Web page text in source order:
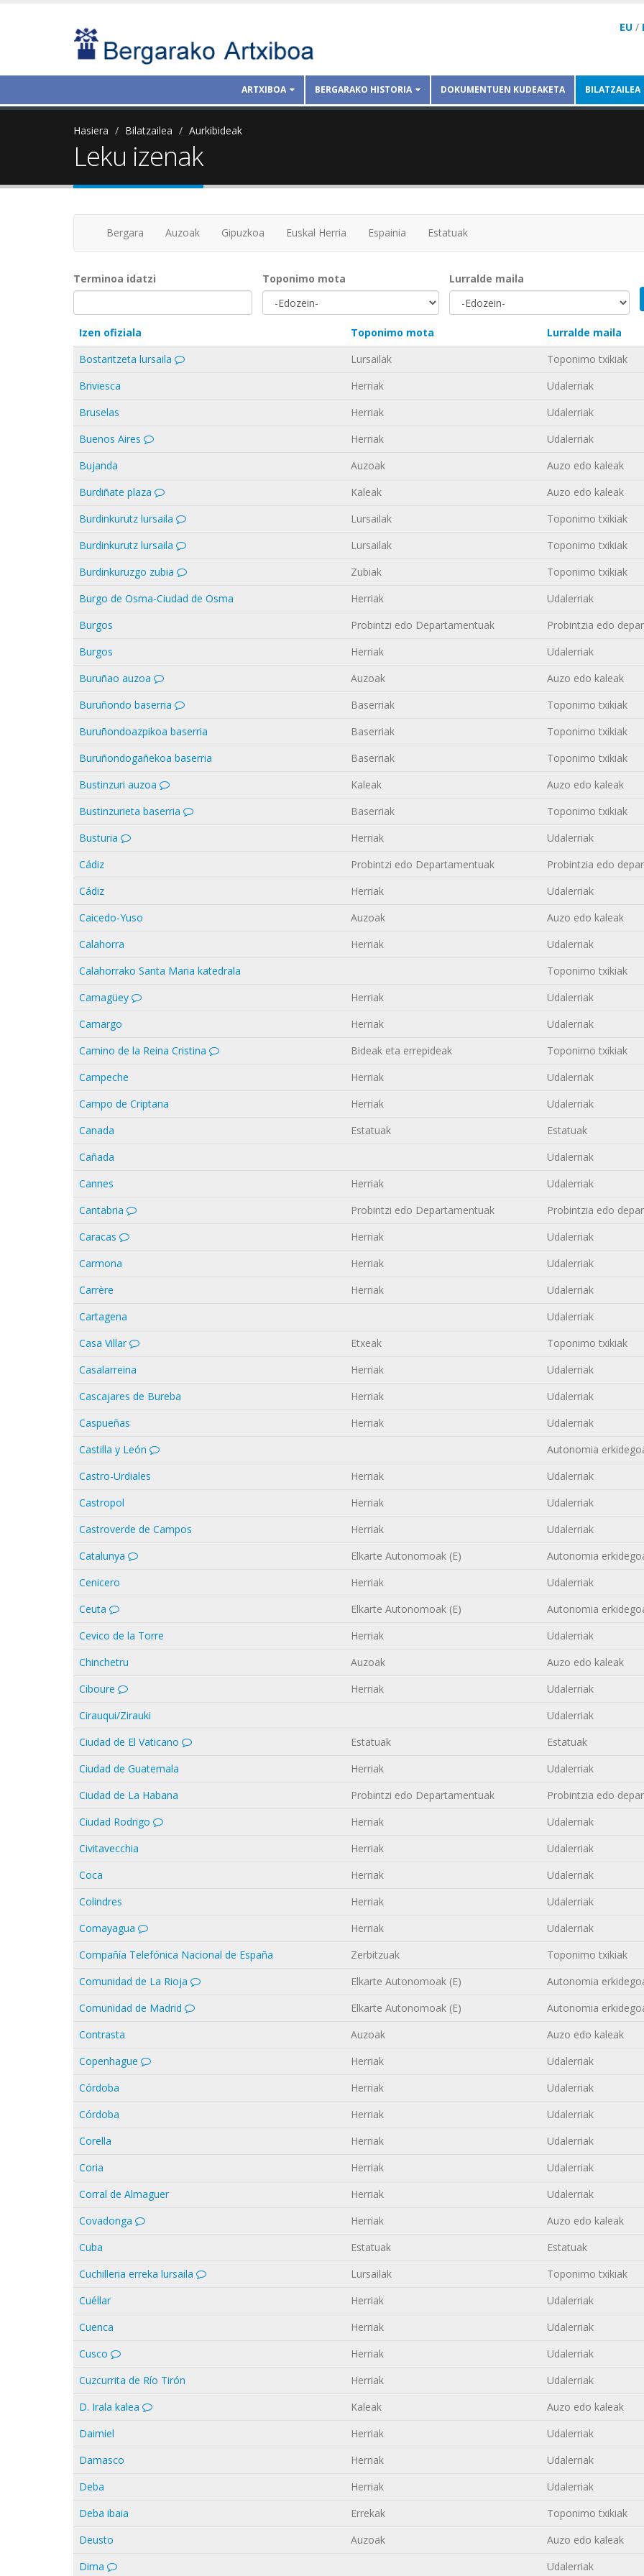
EU /
ARTXIBOA BERGARAKO HISTORIA DOKUMENTUEN KUDEAKETA BILATZAILEA
Hasiera Bilatzailea Aurkibideak
Leku izenak
Bergara Auzoak Gipuzkoa Euskal Herria Espainia Estatuak
Terminoa idatzi Toponimo mota Lurralde maila
Izen ofiziala Toponimo mota Lurralde maila
Bostaritzeta lursaila
Lursailak Toponimo txikiak
Briviesca
Herriak Udalerriak
Bruselas
Herriak Udalerriak
Buenos Aires
Herriak Udalerriak
Bujanda
Auzoak Auzo edo kaleak
Burdiñate plaza
Kaleak Auzo edo kaleak
Burdinkurutz lursaila
Lursailak Toponimo txikiak
Burdinkurutz lursaila
Lursailak Toponimo txikiak
Burdinkuruzgo zubia
Zubiak Toponimo txikiak
Burgo de Osma-Ciudad de Osma
Herriak Udalerriak
Burgos
Probintzi edo Departamentuak Probintzia edo
Burgos
Herriak Udalerriak
Buruñao auzoa
Auzoak Auzo edo kaleak
Buruñondo baserria
Baserriak Toponimo txikiak
Buruñondoazpikoa baserria
Baserriak Toponimo txikiak
Buruñondogañekoa baserria
Baserriak Toponimo txikiak
Bustinzuri auzoa
Kaleak Auzo edo kaleak
Bustinzurieta baserria
Baserriak Toponimo txikiak
Busturia
Herriak Udalerriak
Cádiz
Probintzi edo Departamentuak Probintzia edo
Cádiz
Herriak Udalerriak
Caicedo-Yuso
Auzoak Auzo edo kaleak
Calahorra
Herriak Udalerriak
Calahorrako Santa Maria katedrala
Toponimo txikiak
Camagüey
Herriak Udalerriak
Camargo
Herriak Udalerriak
Camino de la Reina Cristina
Bideak eta errepideak Toponimo txikiak
Campeche
Herriak Udalerriak
Campo de Criptana
Herriak Udalerriak
Canada
Estatuak Estatuak
Cañada
Udalerriak
Cannes
Herriak Udalerriak
Cantabria
Probintzi edo Departamentuak Probintzia edo
Caracas
Herriak Udalerriak
Carmona
Herriak Udalerriak
Carrère
Herriak Udalerriak
Cartagena
Udalerriak
Casa Villar
Etxeak Toponimo txikiak
Casalarreina
Herriak Udalerriak
Cascajares de Bureba
Herriak Udalerriak
Caspueñas
Herriak Udalerriak
Castilla y León
Autonomia
Castro-Urdiales
Herriak Udalerriak
Castropol
Herriak Udalerriak
Castroverde de Campos
Herriak Udalerriak
Catalunya
Elkarte Autonomoak (E) Autonomia
Cenicero
Herriak Udalerriak
Ceuta
Elkarte Autonomoak (E) Autonomia
Cevico de la Torre
Herriak Udalerriak
Chinchetru
Auzoak Auzo edo kaleak
Ciboure
Herriak Udalerriak
Cirauqui/Zirauki
Udalerriak
Ciudad de El Vaticano
Estatuak Estatuak
Ciudad de Guatemala
Herriak Udalerriak
Ciudad de La Habana
Probintzi edo Departamentuak Probintzia edo
Ciudad Rodrigo
Herriak Udalerriak
Civitavecchia
Herriak Udalerriak
Coca
Herriak Udalerriak
Colindres
Herriak Udalerriak
Comayagua
Herriak Udalerriak
Compañía Telefónica Nacional de España
Zerbitzuak Toponimo txikiak
Comunidad de La Rioja
Elkarte Autonomoak (E) Autonomia
Comunidad de Madrid
Elkarte Autonomoak (E) Autonomia
Contrasta
Auzoak Auzo edo kaleak
Copenhague
Herriak Udalerriak
Córdoba
Herriak Udalerriak
Córdoba
Herriak Udalerriak
Corella
Herriak Udalerriak
Coria
Herriak Udalerriak
Corral de Almaguer
Herriak Udalerriak
Covadonga
Herriak Auzo edo kaleak
Cuba
Estatuak Estatuak
Cuchilleria erreka lursaila
Lursailak Toponimo txikiak
Cuéllar
Herriak Udalerriak
Cuenca
Herriak Udalerriak
Cusco
Herriak Udalerriak
Cuzcurrita de Río Tirón
Herriak Udalerriak
D. Irala kalea
Kaleak Auzo edo kaleak
Daimiel
Herriak Udalerriak
Damasco
Herriak Udalerriak
Deba
Herriak Udalerriak
Deba ibaia
Errekak Toponimo txikiak
Deusto
Auzoak Auzo edo kaleak
Dima
Udalerriak